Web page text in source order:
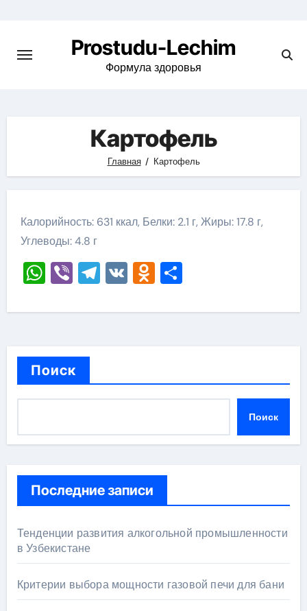
содержимому
Prostudu-Lechim
Формула здоровья
Картофель
Главная Картофель
Калорийность: 631 ккал, Белки: 2.1 г, Жиры: 17.8 г,
Углеводы: 4.8 г
WhatsApp
ViberTelegram
VKOdnoklassniki
Отправить
Поиск
Поиск
Последние записи
Тенденции развития алкогольной промышленности
в Узбекистане
Критерии выбора мощности газовой печи для бани